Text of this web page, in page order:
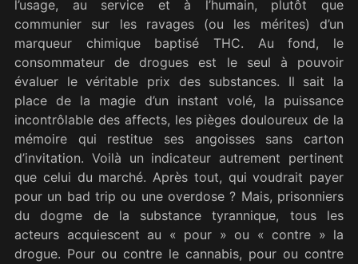
l’usage, au service et à l’humain, plutôt que
communier sur les ravages (ou les mérites) d’un
marqueur chimique baptisé THC. Au fond, le
consommateur de drogues est le seul à pouvoir
évaluer le véritable prix des substances. Il sait la
place de la magie d’un instant volé, la puissance
incontrôlable des affects, les pièges douloureux de la
mémoire qui restitue ses angoisses sans carton
d’invitation. Voilà un indicateur autrement pertinent
que celui du marché. Après tout, qui voudrait payer
pour un bad trip ou une overdose ? Mais, prisonniers
du dogme de la substance tyrannique, tous les
acteurs acquiescent au « pour » ou « contre » la
drogue. Pour ou contre le cannabis, pour ou contre